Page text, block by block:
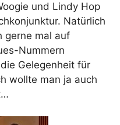
und Lindy Hop
Natürlich
gerne mal auf
Nummern
Gelegenheit für
wollte man ja auch